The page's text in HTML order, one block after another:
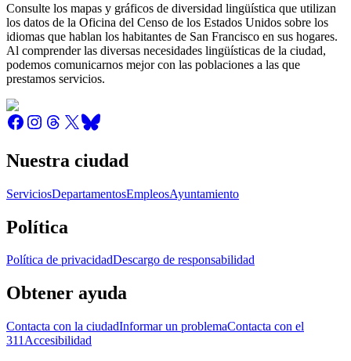
Consulte los mapas y gráficos de diversidad lingüística que utilizan
los datos de la Oficina del Censo de los Estados Unidos sobre los
idiomas que hablan los habitantes de San Francisco en sus hogares.
Al comprender las diversas necesidades lingüísticas de la ciudad,
podemos comunicarnos mejor con las poblaciones a las que
prestamos servicios.
Nuestra ciudad
ServiciosDepartamentosEmpleosAyuntamiento
Política
Política de privacidadDescargo de responsabilidad
Obtener ayuda
Contacta con la ciudadInformar un problemaContacta con el
311 Accesibilidad